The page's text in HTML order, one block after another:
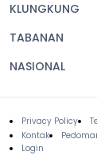
KLUNGKUNG
TABANAN
NASIONAL
Footer
Privacy Policy
Kontak
Login